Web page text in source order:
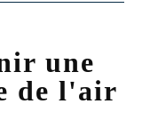
une
de l'air